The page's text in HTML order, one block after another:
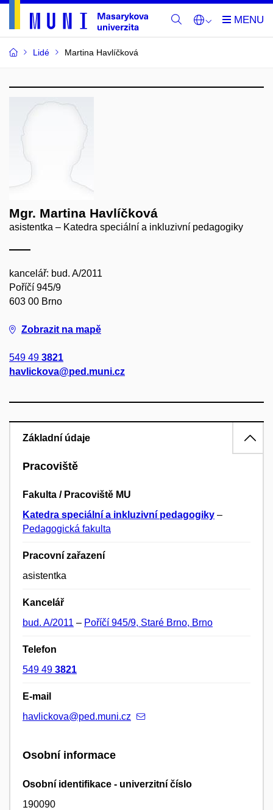
Lidé Martina Havlíčková
Mgr. Martina Havlíčková
asistentka – Katedra speciální a inkluzivní pedagogiky
kancelář: bud. A/2011
Poříčí 945/9
603 00 Brno
Zobrazit na mapě
549 49 3821
havlickova@ped.muni.cz
Základní údaje
Pracoviště
Fakulta / Pracoviště MU
Katedra speciální a inkluzivní pedagogiky –
Pedagogická fakulta
Pracovní zařazení
asistentka
Kancelář
bud. A/2011 – Poříčí 945/9, Staré Brno, Brno
Telefon
549 49 3821
E-mail
havlickova@ped.muni.cz
Osobní informace
Osobní identifikace - univerzitní číslo
190090